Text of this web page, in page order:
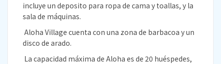
incluye un deposito para ropa de cama y toallas, y la
sala de máquinas.
Aloha Village cuenta con una zona de barbacoa y un
disco de arado.
La capacidad máxima de Aloha es de 20 huéspedes,